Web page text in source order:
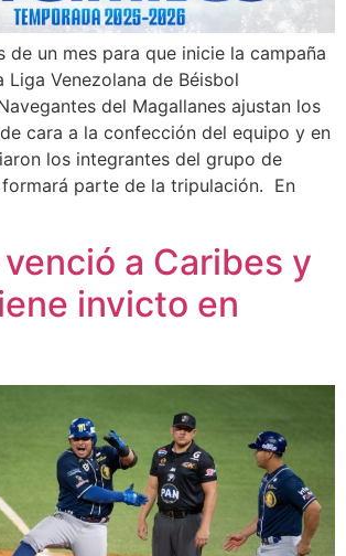
de un mes para que inicie la campaña
Venezolana de Béisbol
del Magallanes ajustan los
cara a la confección del equipo y en
los integrantes del grupo de
parte de la tripulación. En
venció a Caribes y
invicto en